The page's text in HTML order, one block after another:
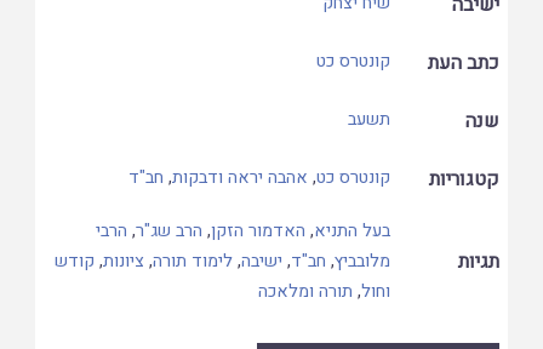
כתב העת קונטרס כט
שנה תשעב
קטגוריות קונטרס כט, אהבה יראה ודבקות, חב"ד
תגיות
בעל התניא, האדמור הזקן, הרב שג"ר, הרבי
מלובביץ, חב"ד, ישיבה,לימוד תורה, ציונות, קודש
וחול, תורה ומלאכה